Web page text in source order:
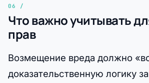
Что важно учитывать
прав
Возмещение вреда должно
доказательственную логику